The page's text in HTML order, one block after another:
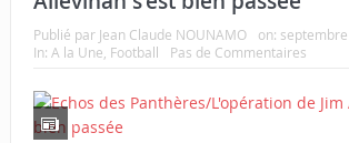
Publié par Jean Claude NOUNAMO on:
In: A la Une Football Pas de Commentaires